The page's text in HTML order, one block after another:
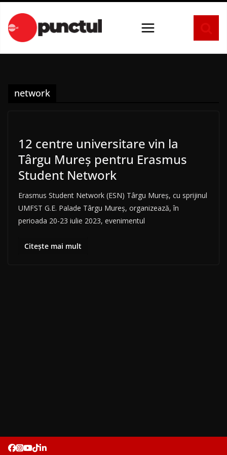
conținut
network
12 centre universitare vin la
Târgu Mureș pentru Erasmus
Student Network
Erasmus Student Network (ESN) Târgu Mureș, cu sprijinul
UMFST G.E. Palade Târgu Mureș, organizează, în
perioada 20-23 iulie 2023, evenimentul
Citește mai mult